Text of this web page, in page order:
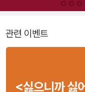
관련 이벤트